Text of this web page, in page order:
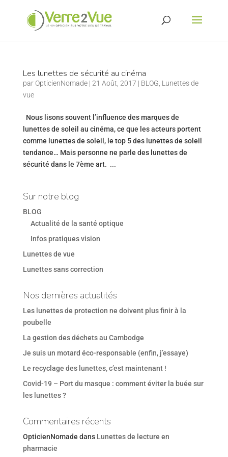
Les lunettes de sécurité au cinéma
par OpticienNomade| 21 Août, 2017 | BLOG Lunettes de
vue
Nous lisons souvent l’influence des marques de
lunettes de soleil au cinéma, ce que les acteurs portent
comme lunettes de soleil, le top 5 des lunettes de soleil
tendance… Mais personne ne parle des lunettes de
sécurité dans le 7ème art. ...
Sur notre blog
BLOG
Actualité de la santé optique
Infos pratiques vision
Lunettes de vue
Lunettes sans correction
Nos dernières actualités
Les lunettes de protection ne doivent plus finir à la
poubelle
La gestion des déchets au Cambodge
Je suis un motard éco-responsable (enfin, j’essaye)
Le recyclage des lunettes, c’est maintenant !
Covid-19 – Port du masque : comment éviter la buée sur
les lunettes ?
Commentaires récents
OpticienNomade dans Lunettes de lecture en
pharmacie